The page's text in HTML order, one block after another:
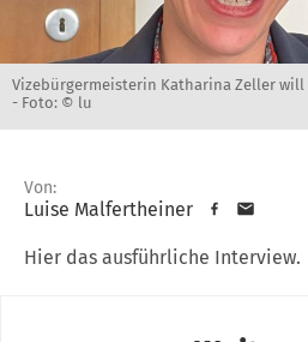
Vizebürgermeisterin Katharina Zeller will
- Foto: © lu
Von:
Luise Malfertheiner
Hier das ausführliche Interview.